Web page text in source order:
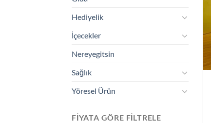
Hediyelik
İçecekler
Nereyegitsin
Sağlık
Yöresel Ürün
FIYATA GÖRE FILTRELE